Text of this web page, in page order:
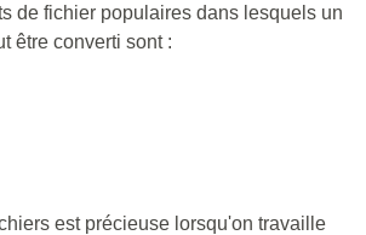
de fichier populaires dans lesquels un
être converti sont :
est précieuse lorsqu'on travaille